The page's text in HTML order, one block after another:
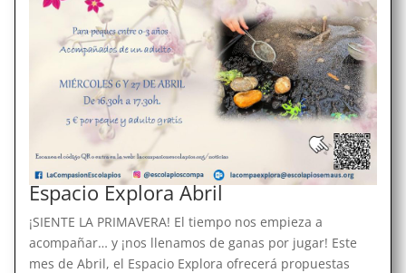
Espacio Explora Abril
¡SIENTE LA PRIMAVERA! El tiempo nos empieza a
acompañar… y ¡nos llenamos de ganas por jugar! Este
mes de Abril, el Espacio Explora ofrecerá propuestas